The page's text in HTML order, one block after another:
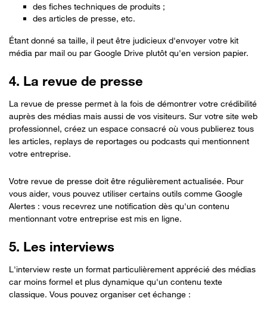
des fiches techniques de produits ;
des articles de presse, etc.
Étant donné sa taille, il peut être judicieux d'envoyer votre kit
média par mail ou par Google Drive plutôt qu'en version papier.
4. La revue de presse
La revue de presse permet à la fois de démontrer votre crédibilité
auprès des médias mais aussi de vos visiteurs. Sur votre site web
professionnel, créez un espace consacré où vous publierez tous
les articles, replays de reportages ou podcasts qui mentionnent
votre entreprise.
Votre revue de presse doit être régulièrement actualisée. Pour
vous aider, vous pouvez utiliser certains outils comme Google
Alertes : vous recevrez une notification dès qu'un contenu
mentionnant votre entreprise est mis en ligne.
5. Les interviews
L'interview reste un format particulièrement apprécié des médias
car moins formel et plus dynamique qu'un contenu texte
classique. Vous pouvez organiser cet échange :